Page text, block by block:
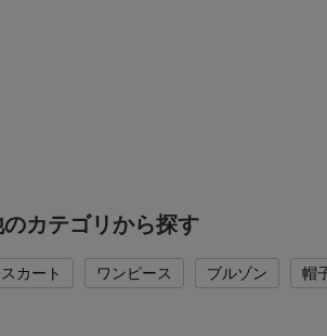
カテゴリから探す
スカート ワンピース ブルゾン 帽